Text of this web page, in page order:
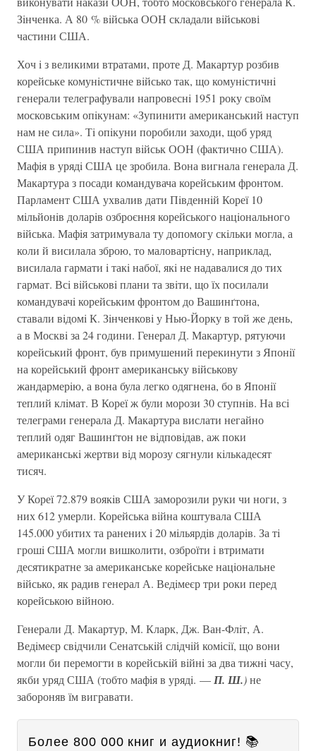
Зiнченка. А 80 % вiйська ООН складали вiйськові
частини США.
Хоч i з великими втратами, проте Д. Макартур розбив
корейське комунiстичне вiйсько так, що комунiстичнi
генерали телеграфували напровеснi 1951 року своїм
московським опiкунам: «Зупинити американський наступ
нам не сила». Тi опiкуни поробили заходи, щоб уряд
США припинив наступ вiйськ ООН (фактично США).
Мафiя в урядi США це зробила. Вона вигнала генерала Д.
Макартура з посади командувача корейським фронтом.
Парламент США ухвалив дати Пiвденнiй Кореї 10
мiльйонiв доларiв озброєння корейського нацiонального
вiйська. Мафiя затримувала ту допомогу скiльки могла, а
коли й висилала зброю, то маловартiсну, наприклад,
висилала гармати i такi набої, якi не надавалися до тих
гармат. Всi вiйськовi плани та звiти, що їх посилали
командувачi корейським фронтом до Вашинґтона,
ставали вiдомi К. Зiнченковi у Нью-Йорку в той же день,
а в Москвi за 24 години. Генерал Д. Макартур, рятуючи
корейський фронт, був примушений перекинути з Японiї
на корейський фронт американську вiйськову
жандармерiю, а вона була легко одягнена, бо в Японiї
теплий клiмат. В Кореї ж були морози 30 ступнiв. На всi
телеграми генерала Д. Макартура вислати негайно
теплий одяг Вашинґтон не вiдповiдав, аж поки
американськi жертви вiд морозу сягнули кiлькадесят
тисяч.
У Кореї 72.879 воякiв США заморозили руки чи ноги, з
них 612 умерли. Корейська вiйна коштувала США
145.000 убитих та ранених i 20 мiльярдiв доларiв. За тi
грошi США могли вишколити, озброїти i втримати
десятикратне за американське корейське нацiональне
вiйсько, як радив генерал А. Ведiмеєр три роки перед
корейською вiйною.
Генерали Д. Макартур, М. Кларк, Дж. Ван-Флiт, А.
Ведiмеєр свiдчили Сенатськiй слiдчiй комiсiї, що вони
могли би перемогти в корейськiй вiйнi за два тижнi часу,
якби уряд США (тобто мафiя в урядi. —П. Ш.)не
забороняв їм вигравати.
Более 800 000 книг и аудиокниг! 📚